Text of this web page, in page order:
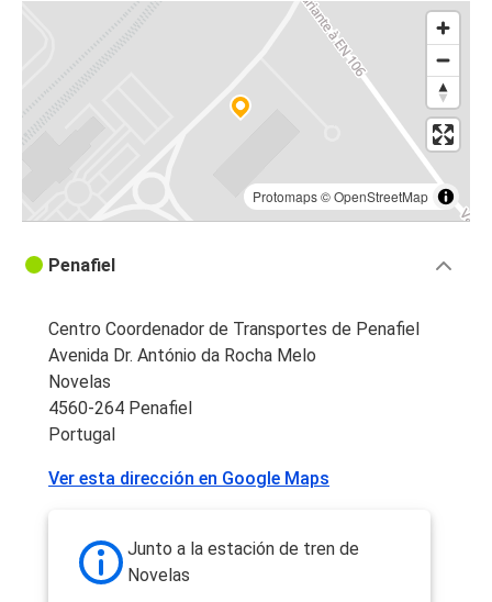
Protomaps©OpenStreetMap
Penafiel
Centro Coordenador de Transportes de Penafiel
Avenida Dr. António da Rocha Melo
Novelas
4560‑264 Penafiel
Portugal
Ver esta dirección en Google Maps
Junto a la estación de tren de
Novelas